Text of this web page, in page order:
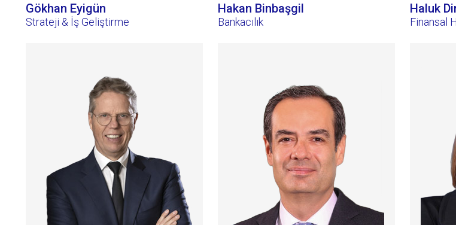
Gökhan Eyigün
Strateji & İş Geliştirme
Hakan Binbaşgil
Bankacılık
Haluk
Finansal